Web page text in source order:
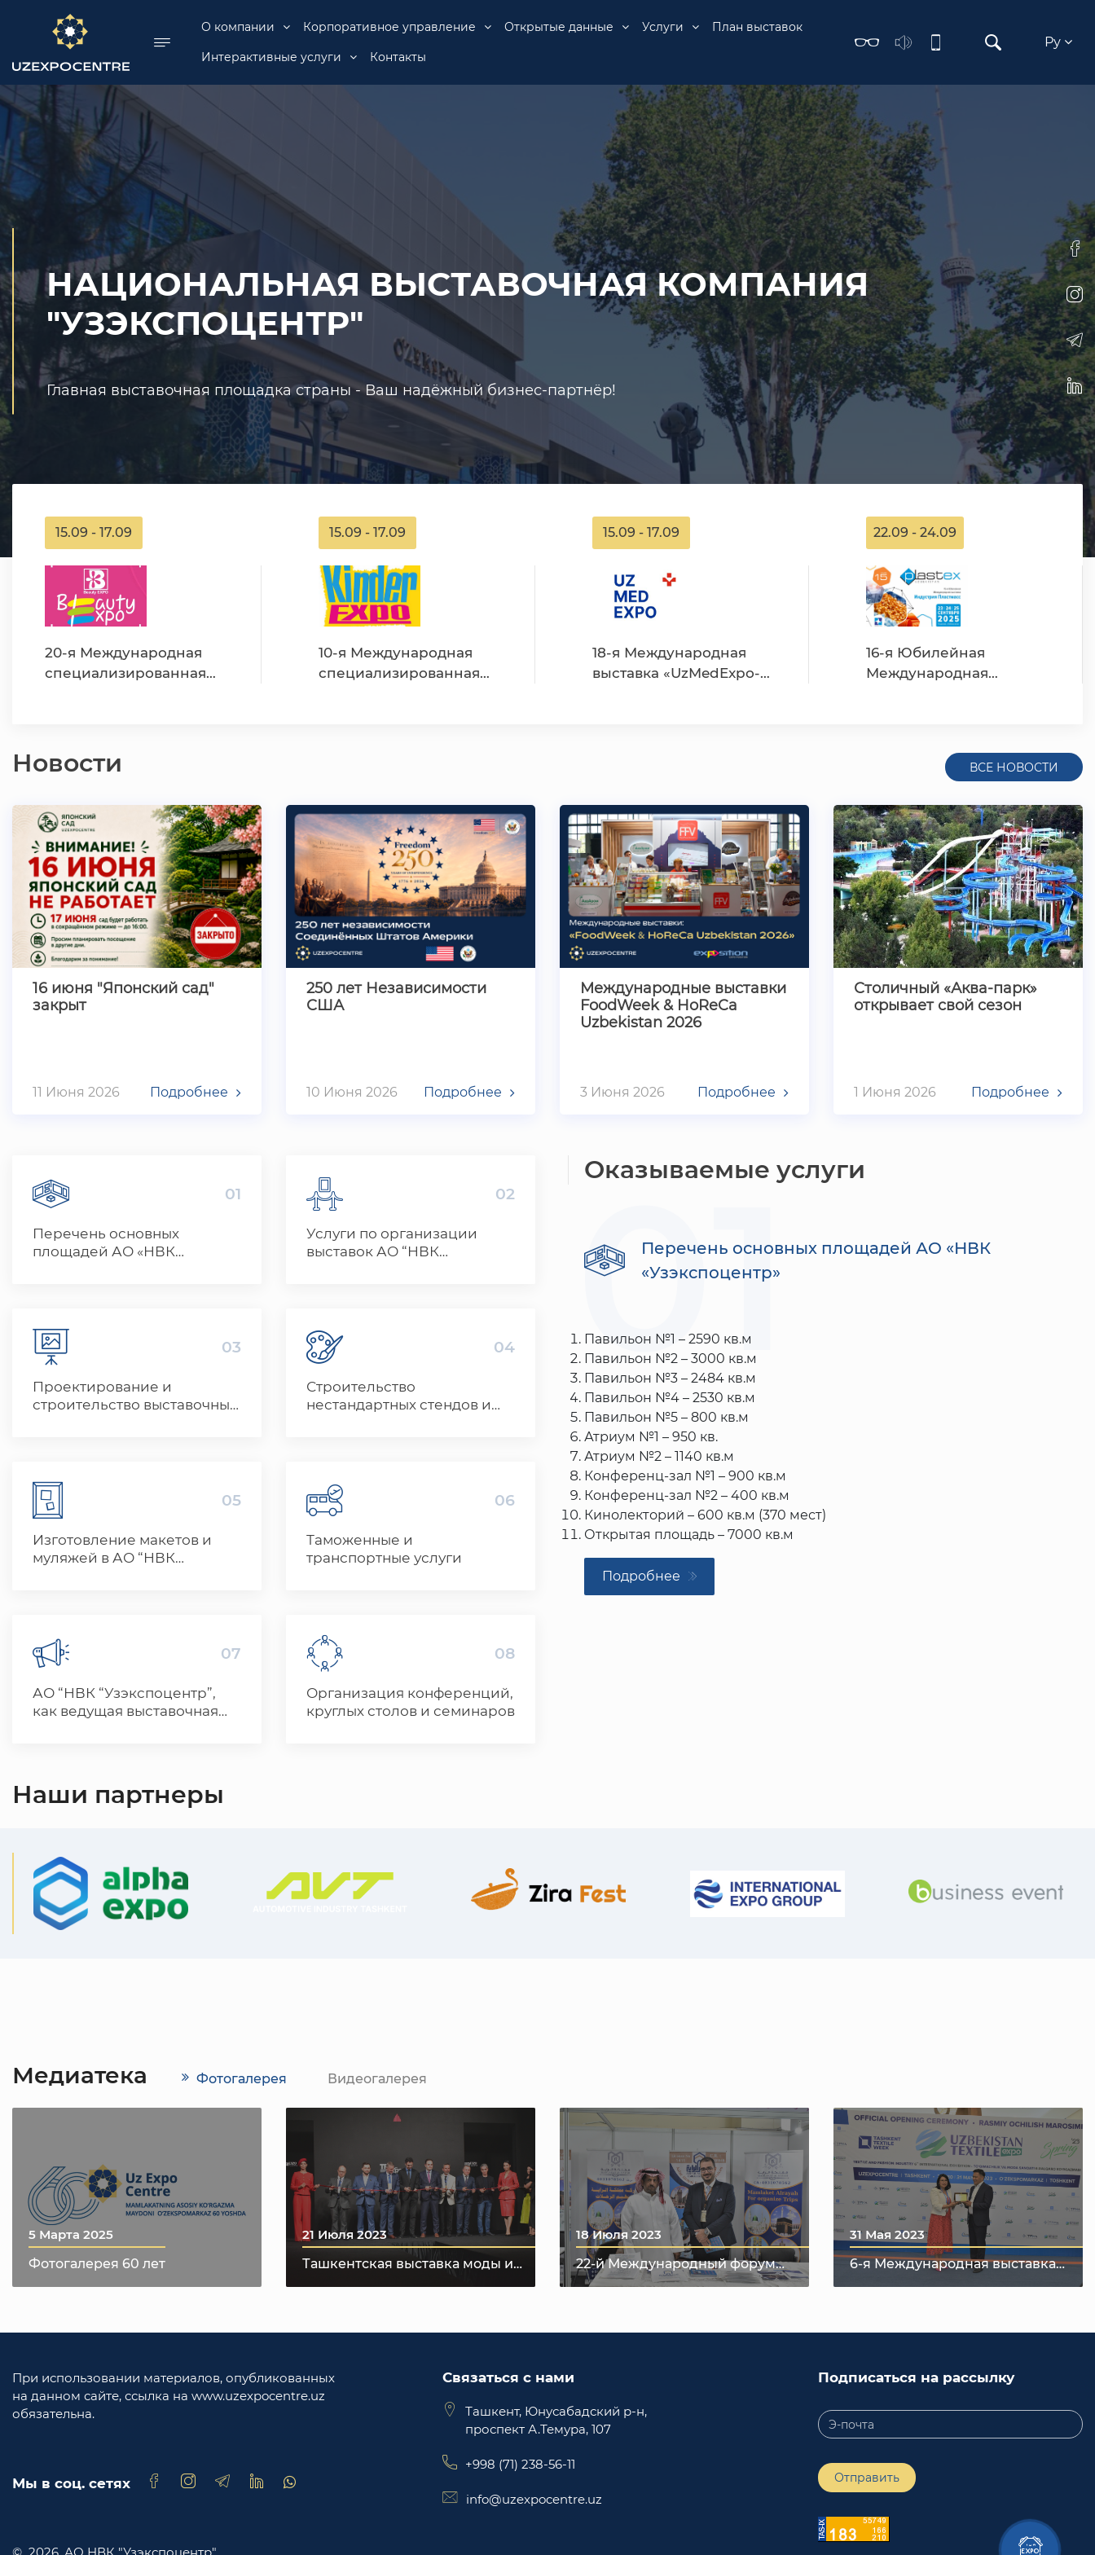
menu О компании Корпоративное управление Открытые данные Услуги План выставок
Интерактивные услуги Контакты
Ру
НАЦИОНАЛЬНАЯ ВЫСТАВОЧНАЯ КОМПАНИЯ
"УЗЭКСПОЦЕНТР"
Главная выставочная площадка страны - Ваш надёжный бизнес-партнёр!
15.09 - 17.09
20-я Международная
специализированная
«BeautyExpo…
15.09 - 17.09
10-я Международная
специализированная
15.09 - 17.09
18-я Международная
выставка «UzMedExpo-
22.09 - 24.09
16-я Юбилейная
Международная
Новости ВСЕ НОВОСТИ
16 июня "Японский сад"
закрыт
11 Июня 2026 Подробнее
250 лет Независимости
США
10 Июня 2026 Подробнее
Международные выставки
FoodWeek & HoReCa
Uzbekistan 2026
3 Июня 2026 Подробнее
Столичный «Аква-парк»
открывает свой сезон
1 Июня 2026 Подробнее
01
Перечень основных
площадей АО «НВК
02
Услуги по организации
выставок АО “НВК
03
Проектирование и
строительство выставочных
04
Строительство
нестандартных стендов и
05
Изготовление макетов и
муляжей в АО “НВК
06
Таможенные и
транспортные услуги
07
АО “НВК “Узэкспоцентр”,
как ведущая выставочная
мероприятий.
08
Организация конференций,
круглых столов и семинаров
Оказываемые услуги
01
Перечень основных площадей АО «НВК
«Узэкспоцентр»
Павильон №1 – 2590 кв.м
Павильон №2 – 3000 кв.м
Павильон №3 – 2484 кв.м
Павильон №4 – 2530 кв.м
Павильон №5 – 800 кв.м
Атриум №1 – 950 кв.
Атриум №2 – 1140 кв.м
Конференц-зал №1 – 900 кв.м
Конференц-зал №2 – 400 кв.м
Кинолекторий – 600 кв.м (370 мест)
Открытая площадь – 7000 кв.м
Подробнее
Наши партнеры
Медиатека Фотогалерея Видеогалерея
5 Марта 2025
Фотогалерея 60 лет
21 Июля 2023
Ташкентская выставка моды и
текстиля “Tashkent Fashion &
18 Июля 2023
22-й Международный форум
Паломнического туризма
31 Мая 2023
6-я Международная выставка
текстильной и модной
При использовании материалов, опубликованных
на данном сайте, ссылка на www.uzexpocentre.uz
обязательна.
Мы в соц. сетях
Связаться с нами
Ташкент, Юнусабадский р-н,
проспект А.Темура, 107
+998 (71) 238-56-11
info@uzexpocentre.uz
Подписаться на рассылку
Отправить